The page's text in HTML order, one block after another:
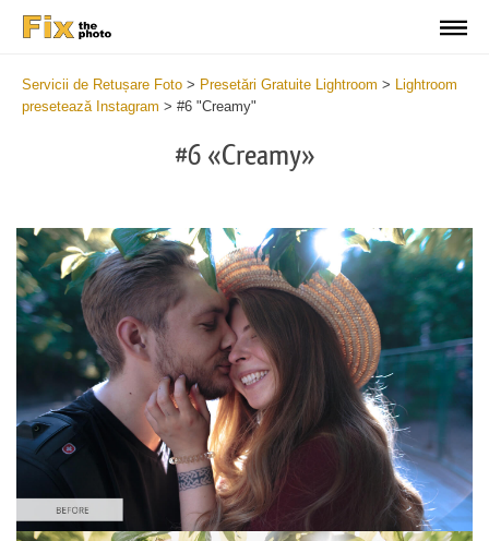
Servicii de Retușare Foto > Presetări Gratuite Lightroom > Lightroom
presetează Instagram > #6 "Creamy"
#6 «Creamy»
Te rog selecteaza